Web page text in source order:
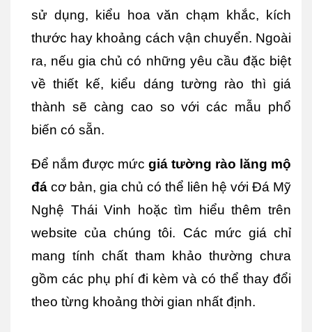
sử dụng, kiểu hoa văn chạm khắc, kích
thước hay khoảng cách vận chuyển. Ngoài
ra, nếu gia chủ có những yêu cầu đặc biệt
về thiết kế, kiểu dáng tường rào thì giá
thành sẽ càng cao so với các mẫu phổ
biến có sẵn.
Để nắm được mức giá tường rào lăng mộ
đá cơ bản, gia chủ có thể liên hệ với Đá Mỹ
Nghệ Thái Vinh hoặc tìm hiểu thêm trên
website của chúng tôi. Các mức giá chỉ
mang tính chất tham khảo thường chưa
gồm các phụ phí đi kèm và có thể thay đổi
theo từng khoảng thời gian nhất định.